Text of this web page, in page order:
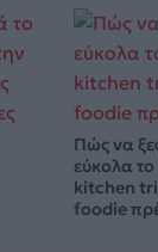
Πώς να
εύκολα
kitchen
foodie